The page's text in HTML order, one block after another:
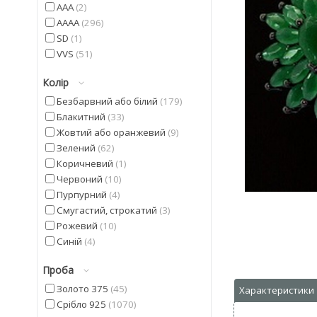
AAA 2
AAAA 296
SD 1
VVS 51
Колір
Безбарвний або білий 179
Блакитний 33
Жовтий або оранжевий 9
Зелений 62
Коричневий 1
Червоний 10
Пурпурний 4
Смугастий, строкатий 3
Рожевий 10
Синій 4
Чорний
Проба
Золото 375 45
Срібло 925 1070